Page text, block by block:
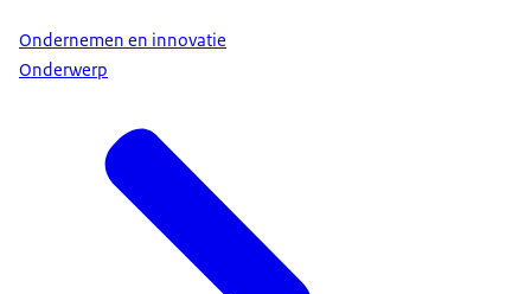
Ondernemen en innovatie
Onderwerp